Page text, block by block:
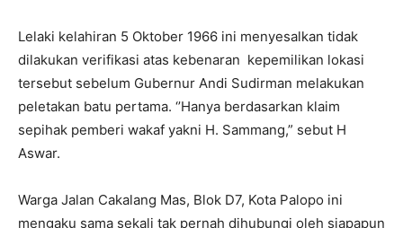
Lelaki kelahiran 5 Oktober 1966 ini menyesalkan tidak
dilakukan verifikasi atas kebenaran kepemilikan lokasi
tersebut sebelum Gubernur Andi Sudirman melakukan
peletakan batu pertama. ‘’Hanya berdasarkan klaim
sepihak pemberi wakaf yakni H. Sammang,” sebut H
Aswar.
Warga Jalan Cakalang Mas, Blok D7, Kota Palopo ini
mengaku sama sekali tak pernah dihubungi oleh siapapun